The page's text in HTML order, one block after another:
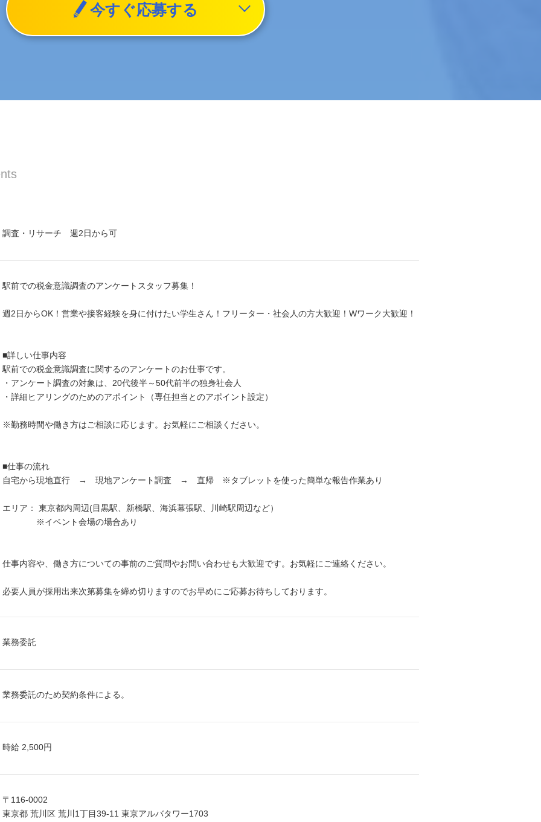
今すぐ応募する
調査・リサーチ 週2日から可
駅前での税金意識調査のアンケートスタッフ募集！
週2日からOK！営業や接客経験を身に付けたい学生さん！フリーター・社会人の方大歓迎！Wワーク大歓迎！
■詳しい仕事内容
駅前での税金意識調査に関するのアンケートのお仕事です。
・アンケート調査の対象は、20代後半～50代前半の独身社会人
・詳細ヒアリングのためのアポイント（専任担当とのアポイント設定）
※勤務時間や働き方はご相談に応じます。お気軽にご相談ください。
■仕事の流れ
自宅から現地直行 → 現地アンケート調査 → 直帰 ※タブレットを使った簡単な報告作業あり
エリア： 東京都内周辺(目黒駅、新橋駅、海浜幕張駅、川崎駅周辺など）
※イベント会場の場合あり
仕事内容や、働き方についての事前のご質問やお問い合わせも大歓迎です。お気軽にご連絡ください。
必要人員が採用出来次第募集を締め切りますのでお早めにご応募お待ちしております。
業務委託
業務委託のため契約条件による。
時給 2,500円
〒116-0002
東京都 荒川区 荒川1丁目39-11 東京アルバタワー1703